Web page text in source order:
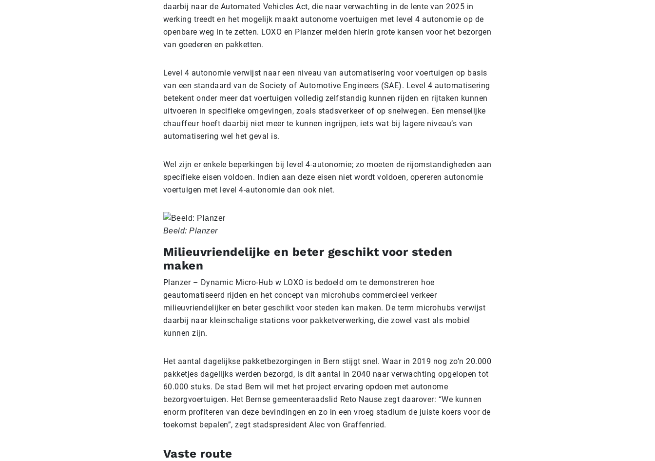
daarbij naar de Automated Vehicles Act, die naar verwachting in de lente van 2025 in
werking treedt en het mogelijk maakt autonome voertuigen met level 4 autonomie op de
openbare weg in te zetten. LOXO en Planzer melden hierin grote kansen voor het bezorgen
van goederen en pakketten.
Level 4 autonomie verwijst naar een niveau van automatisering voor voertuigen op basis
van een standaard van de Society of Automotive Engineers (SAE). Level 4 automatisering
betekent onder meer dat voertuigen volledig zelfstandig kunnen rijden en rijtaken kunnen
uitvoeren in specifieke omgevingen, zoals stadsverkeer of op snelwegen. Een menselijke
chauffeur hoeft daarbij niet meer te kunnen ingrijpen, iets wat bij lagere niveau’s van
automatisering wel het geval is.
Wel zijn er enkele beperkingen bij level 4-autonomie; zo moeten de rijomstandigheden aan
specifieke eisen voldoen. Indien aan deze eisen niet wordt voldoen, opereren autonomie
voertuigen met level 4-autonomie dan ook niet.
Beeld: Planzer
Milieuvriendelijke en beter geschikt voor steden
maken
Planzer – Dynamic Micro-Hub w LOXO is bedoeld om te demonstreren hoe
geautomatiseerd rijden en het concept van microhubs commercieel verkeer
milieuvriendelijker en beter geschikt voor steden kan maken. De term microhubs verwijst
daarbij naar kleinschalige stations voor pakketverwerking, die zowel vast als mobiel
kunnen zijn.
Het aantal dagelijkse pakketbezorgingen in Bern stijgt snel. Waar in 2019 nog zo’n 20.000
pakketjes dagelijks werden bezorgd, is dit aantal in 2040 naar verwachting opgelopen tot
60.000 stuks. De stad Bern wil met het project ervaring opdoen met autonome
bezorgvoertuigen. Het Bernse gemeenteraadslid Reto Nause zegt daarover: “We kunnen
enorm profiteren van deze bevindingen en zo in een vroeg stadium de juiste koers voor de
toekomst bepalen”, zegt stadspresident Alec von Graffenried.
Vaste route